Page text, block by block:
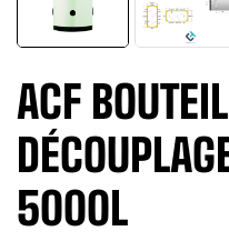
ACF
5000L